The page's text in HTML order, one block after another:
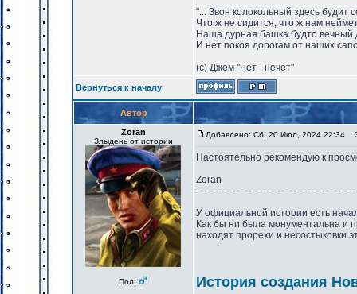
"... Звон колокольный здесь будит
Что ж не сидится, что ж нам
Наша дурная башка будто вечный
И нет покоя дорогам от наших
(с) Джем "Чет - нечет"
Вернуться к началу
Автор
Zoran
Злыдень от истории
Пол:
Добавлено: Сб, 20 Июл, 2024 22:34
Настоятельно рекомендую к
Zoran
- - - - - - - - - - - - - - - - - - - - - - - - - - - - -
У официальной истории есть
Как бы ни была монументальна и
находят прорехи и несостыковки
История создания